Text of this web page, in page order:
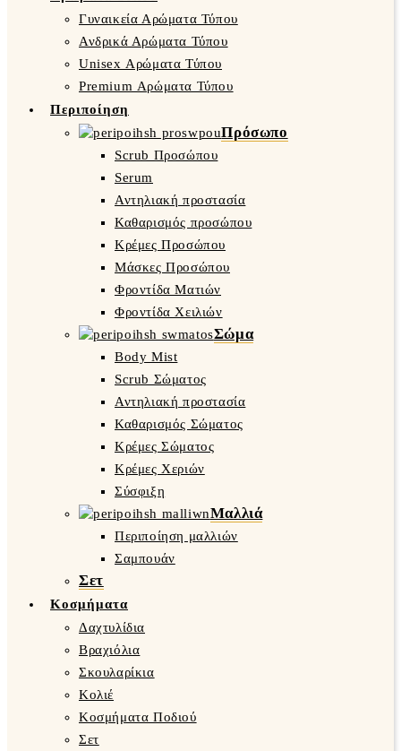
Γυναικεία Αρώματα Τύπου
Ανδρικά Αρώματα Τύπου
Unisex Αρώματα Τύπου
Premium Αρώματα Τύπου
Περιποίηση
Πρόσωπο
Scrub Προσώπου
Serum
Αντηλιακή προστασία
Καθαρισμός προσώπου
Κρέμες Προσώπου
Μάσκες Προσώπου
Φροντίδα Ματιών
Φροντίδα Χειλιών
Σώμα
Body Mist
Scrub Σώματος
Αντηλιακή προστασία
Καθαρισμός Σώματος
Κρέμες Σώματος
Κρέμες Χεριών
Σύσφιξη
Μαλλιά
Περιποίηση μαλλιών
Σαμπουάν
Σετ
Κοσμήματα
Δαχτυλίδια
Βραχιόλια
Σκουλαρίκια
Κολιέ
Κοσμήματα Ποδιού
Σετ